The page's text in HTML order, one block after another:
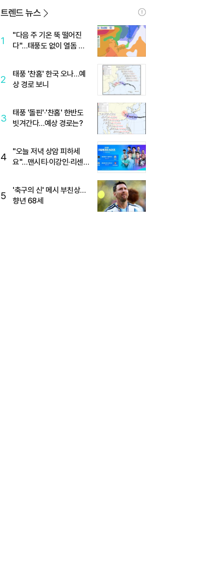
트렌드 뉴스
1
"다음 주 기온 뚝 떨어진
다"…태풍도 없이 열돔 박
2
태풍 '찬홈' 한국 오나…예
상 경로 보니
3
태풍 '돌핀'·'찬홈' 한반도
빗겨간다…예상 경로는?
4
"오늘 저녁 상암 피하세
요"…맨시티·이강인·리센느
5
'축구의 신' 메시 부친상…
향년 68세